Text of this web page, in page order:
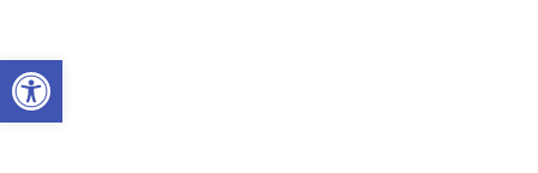
Abrir a barra de ferramentas